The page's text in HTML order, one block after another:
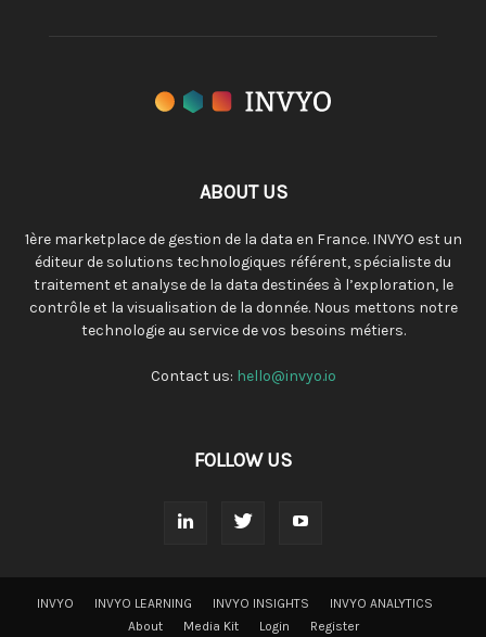
ABOUT US
1ère marketplace de gestion de la data en France. INVYO est un
éditeur de solutions technologiques référent, spécialiste du
traitement et analyse de la data destinées à l’exploration, le
contrôle et la visualisation de la donnée. Nous mettons notre
technologie au service de vos besoins métiers.
Contact us: hello@invyo.io
FOLLOW US
INVYO INVYO LEARNING INVYO INSIGHTS
INVYO ANALYTICS
About
Media Kit Login Register